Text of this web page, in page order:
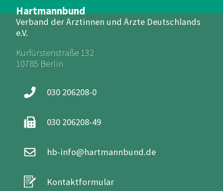
Hartmannbund
Verband der Ärztinnen und Ärzte Deutschlands
e.V.
Kurfürstenstraße 132
10785 Berlin
030 206208-0
030 206208-49
hb-info@hartmannbund.de
Kontaktformular